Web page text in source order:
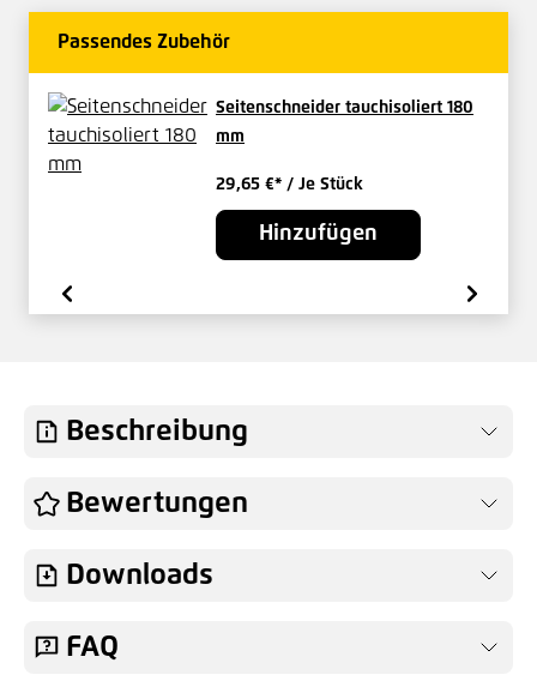
Passendes Zubehör
Seitenschneider tauchisoliert 180
mm
29,65 €* / Je Stück
Hinzufügen
Beschreibung
Bewertungen
Downloads
FAQ